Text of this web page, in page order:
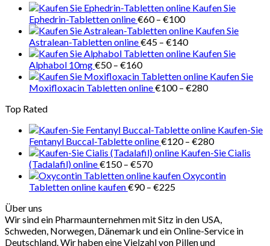
Kaufen Sie
Ephedrin-Tabletten online€60 – €100Preisspanne:
€60
bis
€100
Kaufen Sie
Astralean-Tabletten online€45 – €140Preisspanne:
€45
€140
Kaufen Sie
Alphabol 10mg€50 – €160Preisspanne:
€50
bis
Kaufen Sie
Moxifloxacin Tabletten online€100 – €280Preisspanne:
Top Rated
Kaufen-Sie
Fentanyl Buccal-Tablette online€120 – €280Preisspanne:
€120
€280
Kaufen-Sie Cialis
(Tadalafil) online€150 – €570Preisspanne:
€150
bis
Oxycontin
Tabletten online kaufen€90 – €225Preisspanne:
€225
Über uns
Wir sind ein Pharmaunternehmen mit Sitz in den USA,
Schweden, Norwegen, Dänemark und ein Online-Service in
Deutschland. Wir haben eine Vielzahl von Pillen und